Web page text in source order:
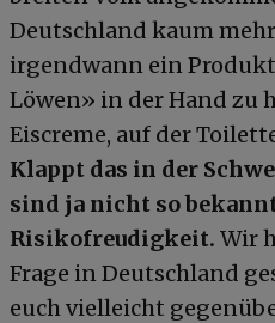
Deutschland kaum
irgendwann ein
Löwen» in der Hand zu
Eiscreme, auf der
Klappt das in der
sind ja nicht so
Risikofreudigkeit. Wir
Frage in Deutschland
euch vielleicht